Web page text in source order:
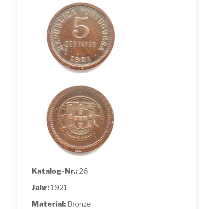
Katalog-Nr.: 26
Jahr: 1921
Material: Bronze